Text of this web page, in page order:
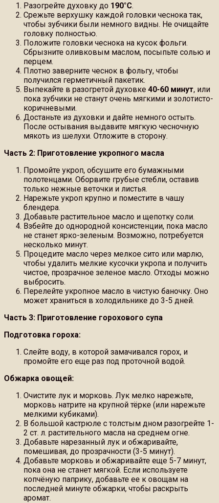
Разогрейте духовку до 190°C.
Срежьте верхушку каждой головки чеснока так,
чтобы зубчики были немного видны. Не очищайте
головку полностью.
Положите головки чеснока на кусок фольги.
Сбрызните оливковым маслом, посыпьте солью и
перцем.
Плотно заверните чеснок в фольгу, чтобы
получился герметичный пакетик.
Выпекайте в разогретой духовке 40-60 минут, или
пока зубчики не станут очень мягкими и золотисто-
коричневыми.
Достаньте из духовки и дайте немного остыть.
После остывания выдавите мягкую чесночную
мякоть из шелухи. Отложите в сторону.
Часть 2: Приготовление укропного масла
Промойте укроп, обсушите его бумажными
полотенцами. Оборвите грубые стебли, оставив
только нежные веточки и листья.
Нарежьте укроп крупно и поместите в чашу
блендера.
Добавьте растительное масло и щепотку соли.
Взбейте до однородной консистенции, пока масло
не станет ярко-зеленым. Возможно, потребуется
несколько минут.
Процедите масло через мелкое сито или марлю,
чтобы удалить мелкие кусочки укропа и получить
чистое, прозрачное зеленое масло. Отходы можно
выбросить.
Перелейте укропное масло в чистую баночку. Оно
может храниться в холодильнике до 3-5 дней.
Часть 3: Приготовление горохового супа
Подготовка гороха:
Слейте воду, в которой замачивался горох, и
промойте его еще раз под проточной водой.
Обжарка овощей:
Очистите лук и морковь. Лук мелко нарежьте,
морковь натрите на крупной тёрке (или нарежьте
мелкими кубиками).
В большой кастрюле с толстым дном разогрейте 1-
2 ст. л. растительного масла на среднем огне.
Добавьте нарезанный лук и обжаривайте,
помешивая, до прозрачности (3-5 минут).
Добавьте морковь и обжаривайте еще 5-7 минут,
пока она не станет мягкой. Если используете
копчёную паприку, добавьте ее к овощам на
последней минуте обжарки, чтобы раскрыть
аромат.